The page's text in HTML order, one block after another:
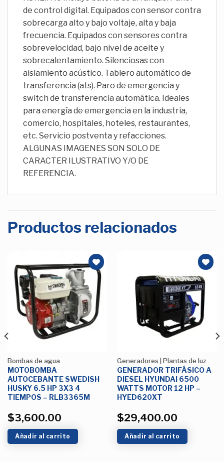
de control digital. Equipados con sensor contra
sobrecarga alto y bajo voltaje, alta y baja
frecuencia. Equipados con sensores contra
sobrevelocidad, bajo nivel de aceite y
sobrecalentamiento. Silenciosas con
aislamiento acústico. Tablero automático de
transferencia (ats). Paro de emergencia y
switch de transferencia automática. Ideales
para energía de emergencia en la industria,
comercio, hospitales, hoteles, restaurantes,
etc. Servicio postventa y refacciones.
ALGUNAS IMAGENES SON SOLO DE
CARACTER ILUSTRATIVO Y/O DE
REFERENCIA.
Productos relacionados
Añadir
a la
Lista de
deseos
Bombas de agua
MOTOBOMBA
AUTOCEBANTE SWEDISH
HUSKY 6.5 HP 3X3 4
TIEMPOS – RLB3365M
$3,600.00
Añadir al carrito
Añadir
a la
Lista de
deseos
Generadores | Plantas de luz
GENERADOR TRIFÁSICO A
DIESEL HYUNDAI 6500
WATTS MOTOR 12 HP –
HYED620XT
$29,400.00
Añadir al carrito